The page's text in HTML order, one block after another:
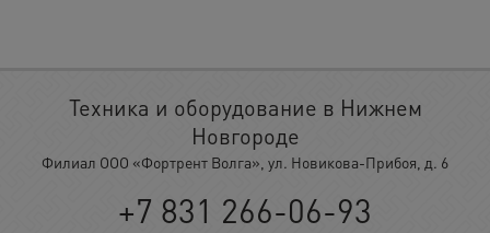
Техника и оборудование в Нижнем
Новгороде
Филиал ООО «Фортрент Волга», ул. Новикова-Прибоя, д. 6
+7 831 266-06-93